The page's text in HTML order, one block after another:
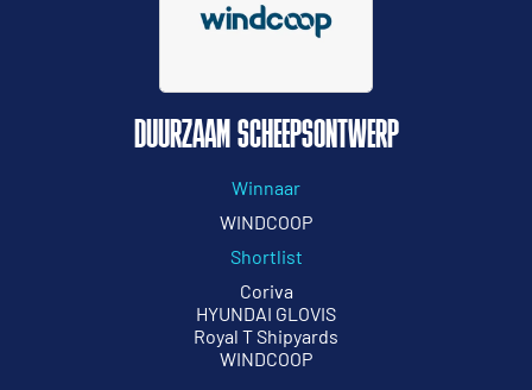
DUURZAAM SCHEEPSONTWERP
Winnaar
WINDCOOP
Shortlist
Coriva
HYUNDAI GLOVIS
Royal T Shipyards
WINDCOOP